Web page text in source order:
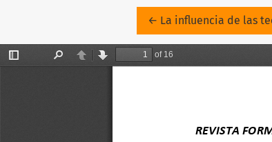
← Volver a los detalles
La influencia de las